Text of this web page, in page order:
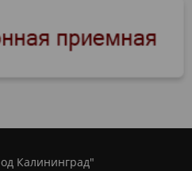
Калининград"